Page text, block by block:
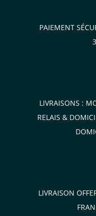
PAIEMENT
LIVRAISONS :
RELAIS &
LIVRAISON